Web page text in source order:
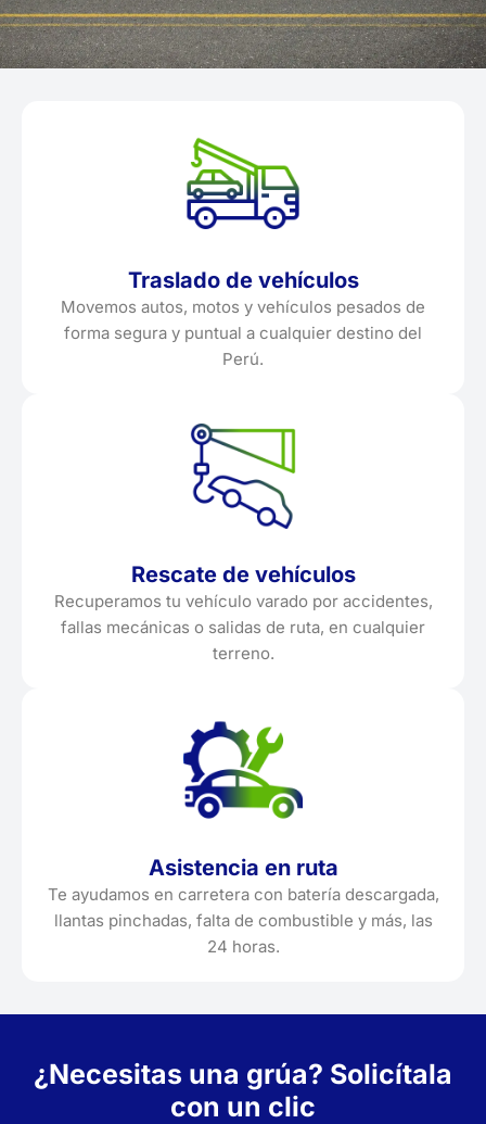
Traslado de vehículos
Movemos autos, motos y vehículos pesados de
forma segura y puntual a cualquier destino del
Perú.
Rescate de vehículos
Recuperamos tu vehículo varado por accidentes,
fallas mecánicas o salidas de ruta, en cualquier
terreno.
Asistencia en ruta
Te ayudamos en carretera con batería descargada,
llantas pinchadas, falta de combustible y más, las
24 horas.
¿Necesitas una grúa? Solicítala
con un clic